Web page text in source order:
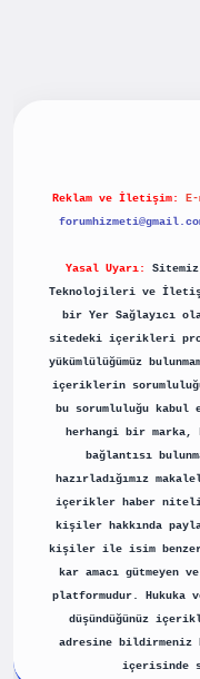
Reklam ve İletişim:
Yasal Uyarı:
Teknolojileri ve
bir Yer Sağlayıcı
sitedeki içerikleri
yükümlülüğümüz
içeriklerin
bu sorumluluğu
herhangi bir
bağlantısı
hazırladığımız
içerikler haber
kişiler hakkında
kişiler ile isim
kar amacı gütmeyen
platformudur. Hukuka
düşündüğünüz
adresine
içerisinde